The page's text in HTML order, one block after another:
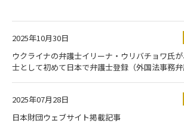
2025年10月30日
ウクライナの弁護士イリーナ・ウリバチョワ氏
士として初めて日本で弁護士登録（外国法事務
2025年07月28日
日本財団ウェブサイト掲載記事